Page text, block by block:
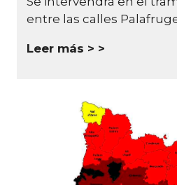
entre las calles
Leer más >